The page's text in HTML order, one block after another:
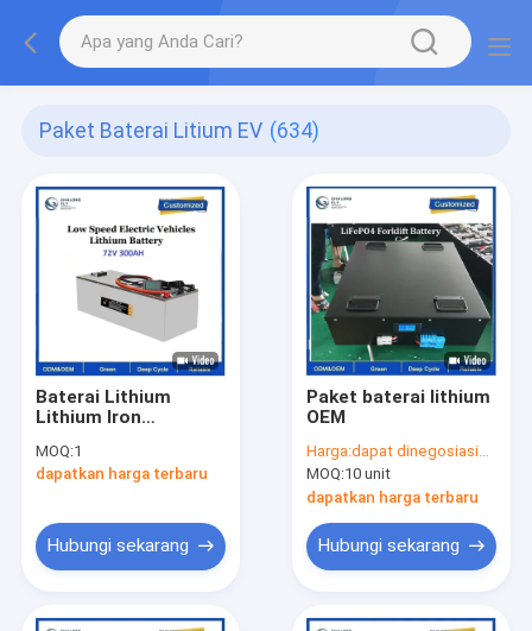
Paket Baterai Litium EV (634)
Baterai Lithium
Lithium Iron
MOQ:1
dapatkan harga terbaru
Hubungi sekarang
Paket baterai lithium
OEM
Harga:dapat dinegosiasikan
MOQ:10 unit
dapatkan harga terbaru
Hubungi sekarang